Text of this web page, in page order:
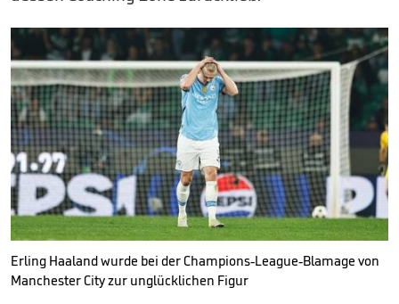
Erling Haaland wurde bei der Champions-League-Blamage von
Manchester City zur unglücklichen Figur